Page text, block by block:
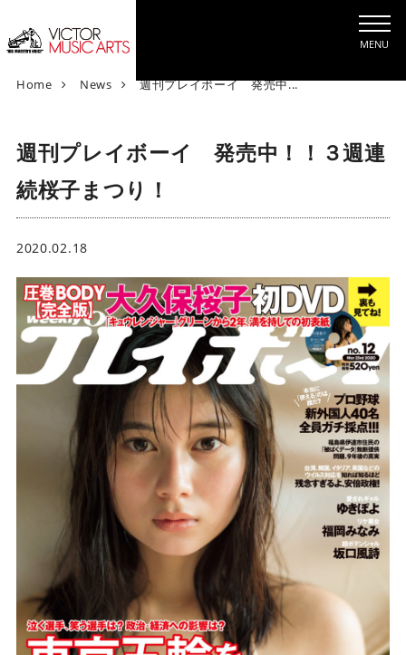
MENU
Home
V
t
o
r
s
c
A
r
s
ジ
ッ
ア
ー
News 週刊プレイボーイ 発売中...
週刊プレイボーイ 発売中！！３週連
続桜子まつり！
2020.02.18